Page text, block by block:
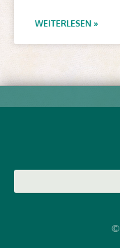
WEITERLESEN »
©